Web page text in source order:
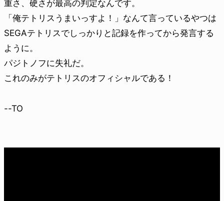
重さ、硬さが最高の判定なんです。
「俺テトリスうまいっすよ！」なんて言っているやつは
SEGAテトリスでしっかりと記録を作ってから発言する
ように。
パジトノフに失礼だ。
これのみがテトリスのオフィシャルである！
--TO